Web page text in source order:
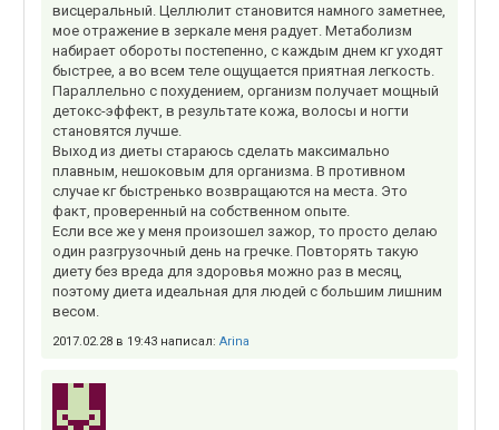
висцеральный. Целлюлит становится намного заметнее,
мое отражение в зеркале меня радует. Метаболизм
набирает обороты постепенно, с каждым днем кг уходят
быстрее, а во всем теле ощущается приятная легкость.
Параллельно с похудением, организм получает мощный
детокс-эффект, в результате кожа, волосы и ногти
становятся лучше.
Выход из диеты стараюсь сделать максимально
плавным, нешоковым для организма. В противном
случае кг быстренько возвращаются на места. Это
факт, проверенный на собственном опыте.
Если все же у меня произошел зажор, то просто делаю
один разгрузочный день на гречке. Повторять такую
диету без вреда для здоровья можно раз в месяц,
поэтому диета идеальная для людей с большим лишним
весом.
2017.02.28 в 19:43 написал: Arina